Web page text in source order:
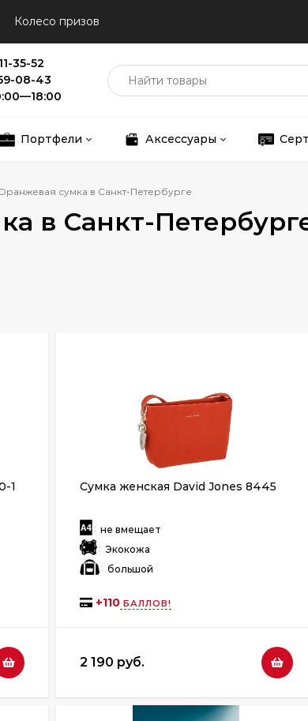
Колесо призов
35-52
08-43
Портфели Аксессуары
сумка в Санкт-Петербурге
в Санкт-
1 Сумка женская David Jones 8445
: не вмещает
: Экокожа
: большой
+110 БАЛЛОВ!
2 190 руб.